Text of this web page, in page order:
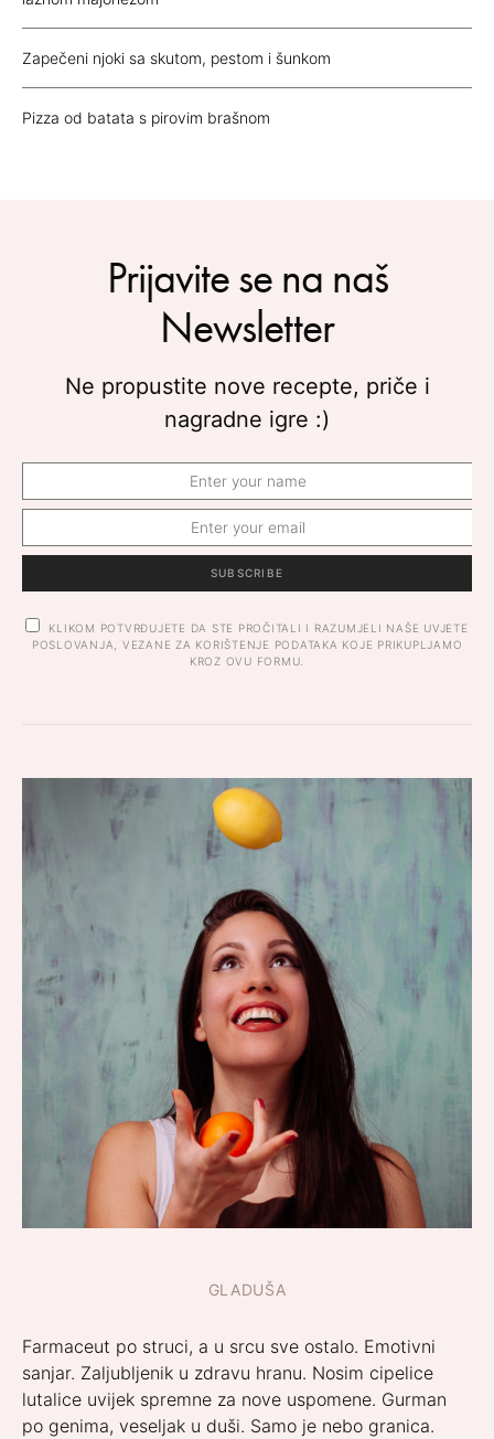
Zapečeni njoki sa skutom, pestom i šunkom
Pizza od batata s pirovim brašnom
Prijavite se na naš
Newsletter
Ne propustite nove recepte, priče i
nagradne igre :)
SUBSCRIBE
KLIKOM POTVRĐUJETE DA STE PROČITALI I RAZUMJELI NAŠE UVJETE
POSLOVANJA, VEZANE ZA KORIŠTENJE PODATAKA KOJE PRIKUPLJAMO
KROZ OVU FORMU.
GLADUŠA
Farmaceut po struci, a u srcu sve ostalo. Emotivni
sanjar. Zaljubljenik u zdravu hranu. Nosim cipelice
lutalice uvijek spremne za nove uspomene. Gurman
po genima, veseljak u duši. Samo je nebo granica.